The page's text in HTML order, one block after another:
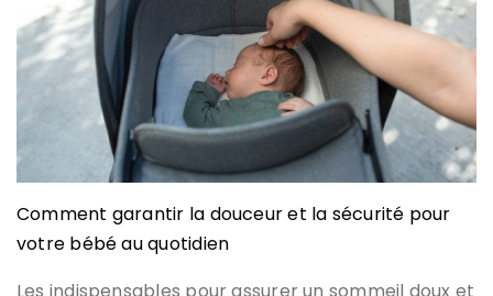
Comment garantir la douceur et la sécurité pour
votre bébé au quotidien
Les indispensables pour assurer un sommeil doux et